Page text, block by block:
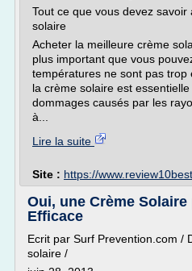
Tout ce que vous devez
solaire
Acheter la meilleure crème
plus important que vous
températures ne sont pas trop
la crème solaire est
dommages causés par les
à...
Lire la suite
Site : https://
Oui, une Crème
Efficace
Ecrit par Surf Prevention.com /
solaire /